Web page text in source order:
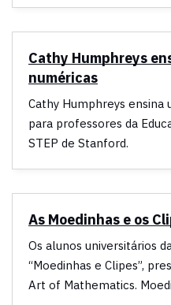
Cathy Humphreys
numéricas
Cathy Humphreys ensina
para professores da
STEP de Stanford.
As Moedinhas e os
Os alunos universitários
“Moedinhas e Clipes”,
Art of Mathematics.